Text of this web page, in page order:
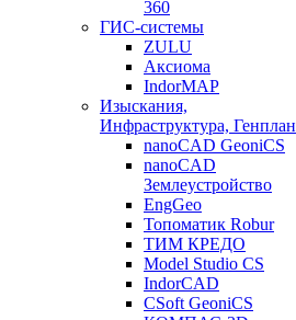
360
ГИС-системы
ZULU
Аксиома
IndorMAP
Изыскания,
Инфраструктура, Генплан
nanoCAD GeoniCS
nanoCAD
Землеустройство
EngGeo
Топоматик Robur
ТИМ КРЕДО
Model Studio CS
IndorCAD
CSoft GeoniCS